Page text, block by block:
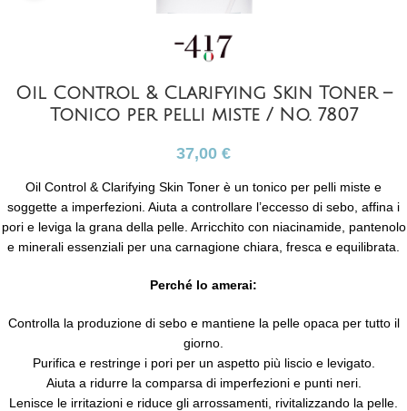
Oil Control & Clarifying Skin Toner –
Tonico per pelli miste / No. 7807
37,00 €
Oil Control & Clarifying Skin Toner è un tonico per pelli miste e
soggette a imperfezioni. Aiuta a controllare l’eccesso di sebo, affina i
pori e leviga la grana della pelle. Arricchito con niacinamide, pantenolo
e minerali essenziali per una carnagione chiara, fresca e equilibrata.
Perché lo amerai:
Controlla la produzione di sebo e mantiene la pelle opaca per tutto il
giorno.
Purifica e restringe i pori per un aspetto più liscio e levigato.
Aiuta a ridurre la comparsa di imperfezioni e punti neri.
Lenisce le irritazioni e riduce gli arrossamenti, rivitalizzando la pelle.